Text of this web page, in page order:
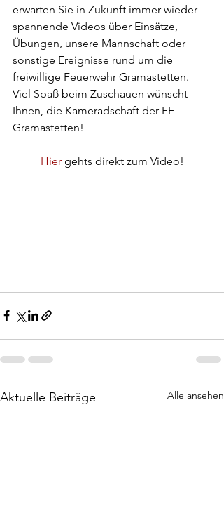
erwarten Sie in Zukunft immer wieder
spannende Videos über Einsätze,
Übungen, unsere Mannschaft oder
sonstige Ereignisse rund um die
freiwillige Feuerwehr Gramastetten.
Viel Spaß beim Zuschauen wünscht
Ihnen, die Kameradschaft der FF
Gramastetten!
Hier gehts direkt zum Video!
Aktuelle Beiträge Alle ansehen